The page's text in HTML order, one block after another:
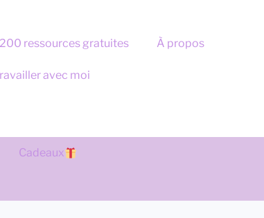
ressources gratuites À propos
avec moi
Cadeaux